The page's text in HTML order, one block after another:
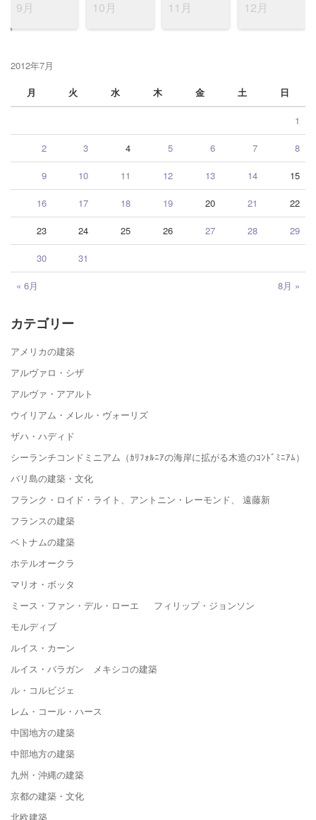
9月 10月 11月 12月
2012年7月
月
火 水 木 金 土 日
« 6月 8月 »
1
2 3 4 5 6 7 8
9 10 11 12 13 14 15
16 17 18 19 20 21 22
23 24 25 26 27 28 29
30 31
カテゴリー
アメリカの建築
アルヴァロ・シザ
アルヴァ・アアルト
ウイリアム・メレル・ヴォーリズ
ザハ・ハディド
シーランチコンドミニアム（ｶﾘﾌｫﾙﾆｱの海岸に拡がる木造のｺﾝﾄﾞﾐﾆｱﾑ）
バリ島の建築・文化
フランク・ロイド・ライト、アントニン・レーモンド、 遠藤新
フランスの建築
ベトナムの建築
ホテルオークラ
マリオ・ボッタ
ミース・ファン・デル・ローエ フィリップ・ジョンソン
モルディブ
ルイス・カーン
ルイス・バラガン メキシコの建築
ル・コルビジェ
レム・コール・ハース
中国地方の建築
中部地方の建築
九州・沖縄の建築
京都の建築・文化
北欧建築